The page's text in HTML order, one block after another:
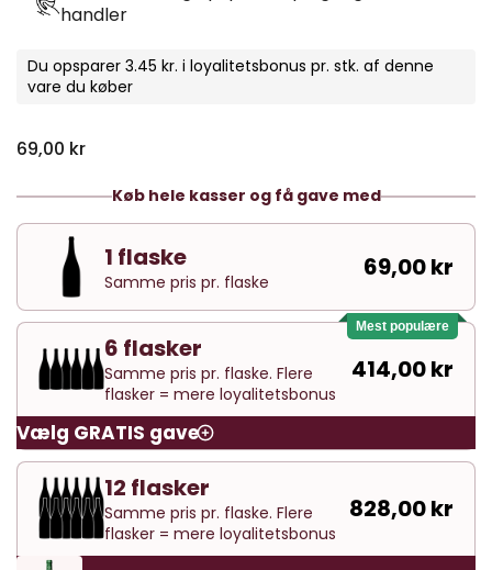
handler
Du opsparer 3.45 kr. i loyalitetsbonus pr. stk. af denne
vare du køber
Normal pris
69,00 kr
Køb hele kasser og få gave med
1 flaske
Samme pris pr. flaske 69,00 kr
Mest populære
6 flasker
Samme pris pr. flaske. Flere
flasker = mere loyalitetsbonus
414,00 kr
Vælg GRATIS gave
12 flasker
Samme pris pr. flaske. Flere
flasker = mere loyalitetsbonus
828,00 kr